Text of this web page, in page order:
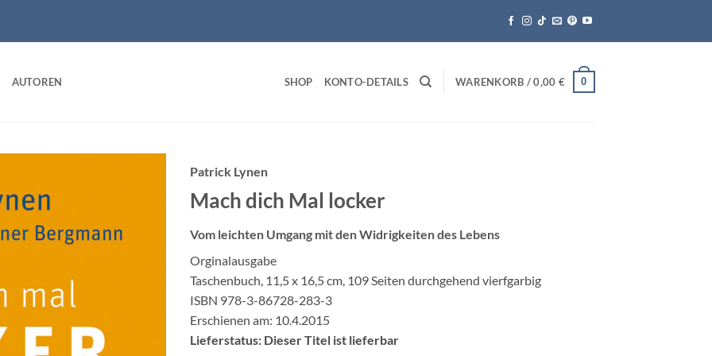
AUTOREN SHOP KONTO-DETAILS WARENKORB /0,00 € 0
Patrick Lynen
Mach dich Mal locker
Vom leichten Umgang mit den Widrigkeiten des Lebens
Orginalausgabe
Taschenbuch, 11,5 x 16,5 cm, 109 Seiten durchgehend vierfgarbig
ISBN 978-3-86728-283-3
Erschienen am: 10.4.2015
Lieferstatus: Dieser Titel ist lieferbar